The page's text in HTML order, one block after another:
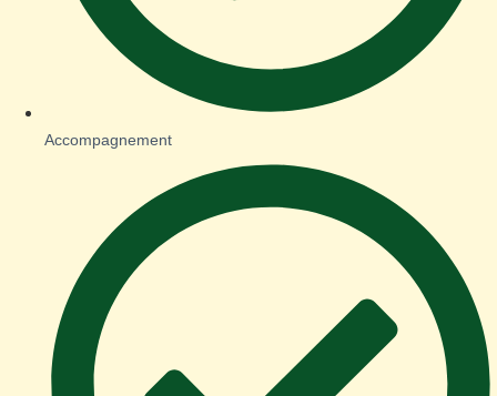
Accompagnement